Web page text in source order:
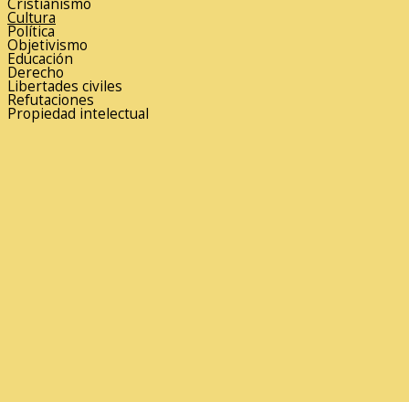
Cultura
Política
Objetivismo
Educación
Derecho
Libertades civiles
Refutaciones
Propiedad intelectual